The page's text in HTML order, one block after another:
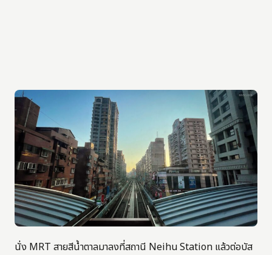
นั่ง MRT สายสีน้ำตาลมาลงที่สถานี Neihu Station แล้วต่อบัส